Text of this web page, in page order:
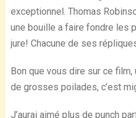
exceptionnel. Thomas
une bouille a faire fondre les
jure! Chacune de ses
Bon que vous dire sur ce film,
de grosses poilades, c’est
J’aurai aimé plus de punch